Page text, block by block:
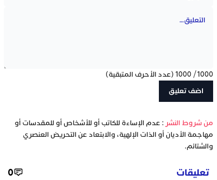
1000
/
1000 (عدد الأحرف المتبقية)
‫من شروط النشر : عدم الإساءة للكاتب أو للأشخاص أو للمقدسات أو
مهاجمة الأديان أو الذات الإلهية، والابتعاد عن التحريض العنصري
والشتائم.
تعليقات 0